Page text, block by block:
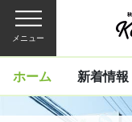
メニュー
ホーム 新着情報